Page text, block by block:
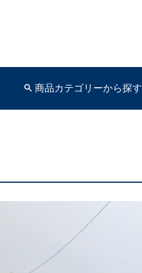
商品カテゴリーから探す